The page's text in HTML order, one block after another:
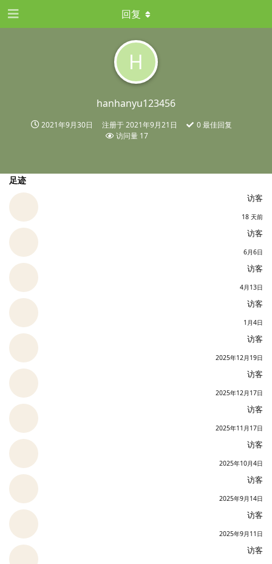
H
hanhanyu123456
2021年9月30日 注册于2021年9月21日 0最佳回复
访问量 17
回复
足迹
访客
18 天前
访客
6月6日
访客
4月13日
访客
1月4日
访客
2025年12月19日
访客
2025年12月17日
访客
2025年11月17日
访客
2025年10月4日
访客
2025年9月14日
访客
2025年9月11日
访客